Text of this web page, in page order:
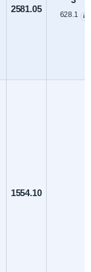
2581.05
628.1 i
1554.10